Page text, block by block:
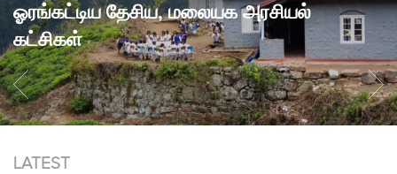
n
t
e
n
ஓரங்கட்டிய தேசிய, மலையக அரசியல்
கட்சிகள்
LATEST